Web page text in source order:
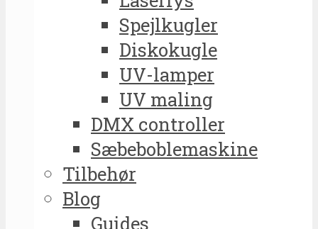
Spejlkugler
Diskokugle
UV-lamper
UV maling
DMX controller
Sæbeboblemaskine
Tilbehør
Blog
Guides